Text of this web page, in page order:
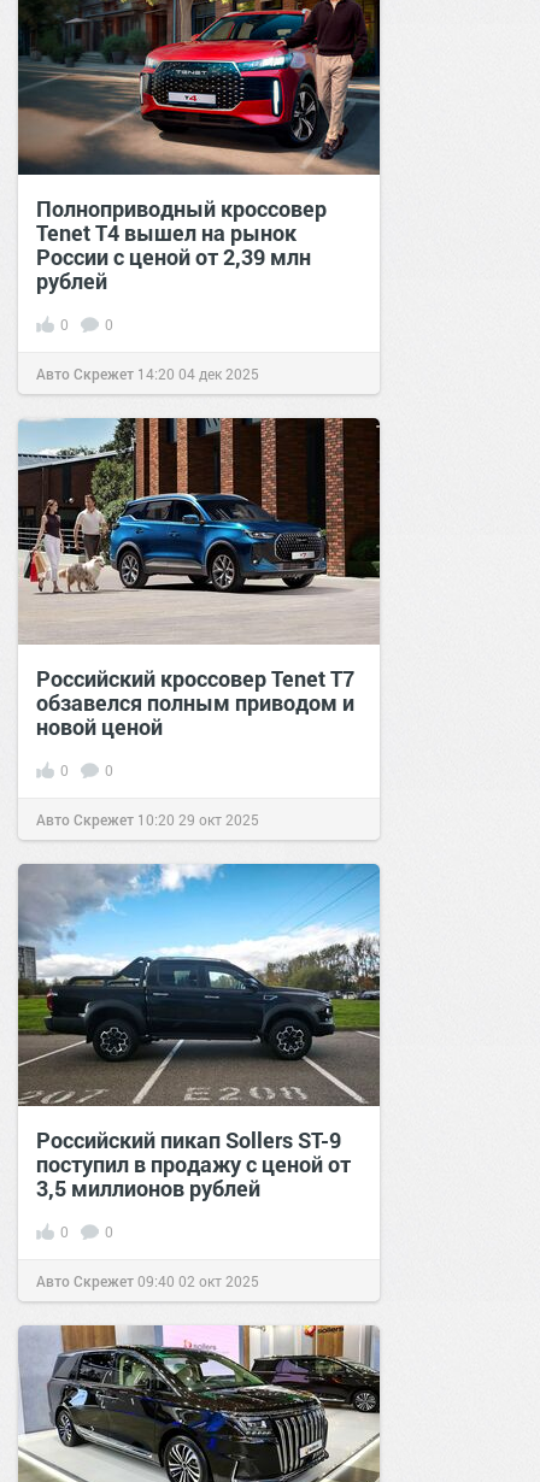
Полноприводный кроссовер
Tenet T4 вышел на рынок
России с ценой от 2,39 млн
рублей
0 0
Авто Скрежет 14:20 04 дек 2025
Российский кроссовер Tenet T7
обзавелся полным приводом и
новой ценой
0 0
Авто Скрежет 10:20 29 окт 2025
Российский пикап Sollers ST-9
поступил в продажу с ценой от
3,5 миллионов рублей
0 0
Авто Скрежет09:40 02 окт 2025